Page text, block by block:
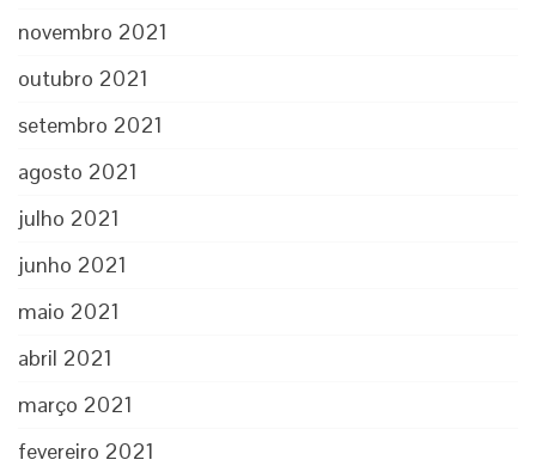
novembro 2021
outubro 2021
setembro 2021
agosto 2021
julho 2021
junho 2021
maio 2021
abril 2021
março 2021
fevereiro 2021